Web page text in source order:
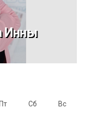
Инны
Пт Сб Вс